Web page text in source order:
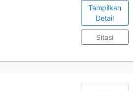
Tampilkan
Detail
Sitasi